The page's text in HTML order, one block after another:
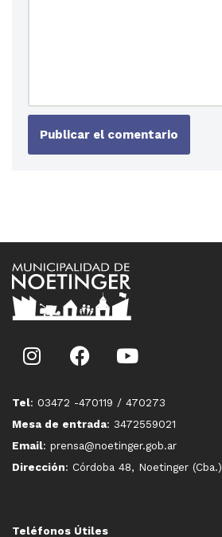
Tel: 03472 -470119 / 470273
Mesa de entrada: 3472559021
Email: prensa@noetinger.gob.ar
Dirección: Córdoba 48, Noetinger (Cba.)
Teléfonos Útiles